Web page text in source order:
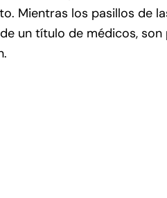
Mientras los pasillos de
un título de médicos,